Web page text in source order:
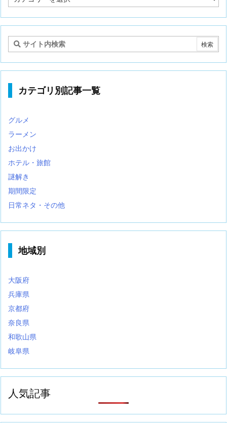
事
テ
リ
カテゴリ別記事一覧
グルメ
ラーメン
お出かけ
ホテル・旅館
謎解き
期間限定
日常ネタ・その他
地域別
大阪府
兵庫県
京都府
奈良県
和歌山県
岐阜県
人気記事